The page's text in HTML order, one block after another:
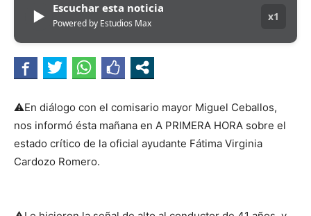
▶ Escuchar esta noticia
Powered by Estudios Max
x1
⚠En diálogo con el comisario mayor Miguel Ceballos,
nos informó ésta mañana en A PRIMERA HORA sobre el
estado crítico de la oficial ayudante Fátima Virginia
Cardozo Romero.